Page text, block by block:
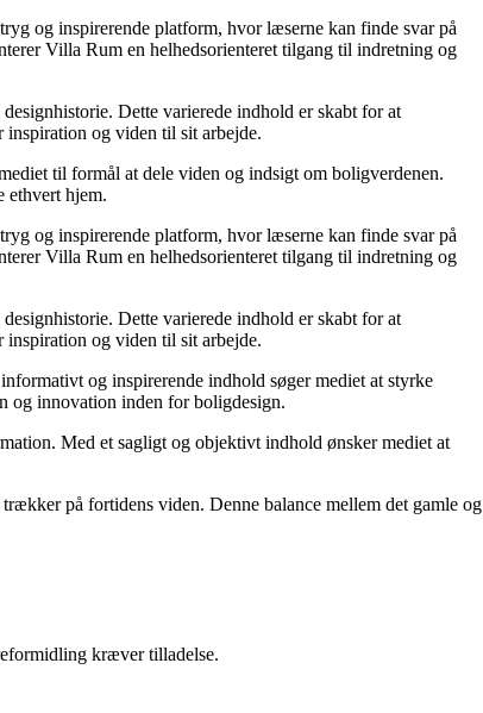
og inspirerende platform, hvor læserne kan finde svar på
Villa Rum en helhedsorienteret tilgang til indretning og
Dette varierede indhold er skabt for at
inspiration og viden til sit arbejde.
til formål at dele viden og indsigt om boligverdenen.
ethvert hjem.
og inspirerende platform, hvor læserne kan finde svar på
Villa Rum en helhedsorienteret tilgang til indretning og
Dette varierede indhold er skabt for at
inspiration og viden til sit arbejde.
og inspirerende indhold søger mediet at styrke
og innovation inden for boligdesign.
Med et sagligt og objektivt indhold ønsker mediet at
på fortidens viden. Denne balance mellem det gamle og
kræver tilladelse.